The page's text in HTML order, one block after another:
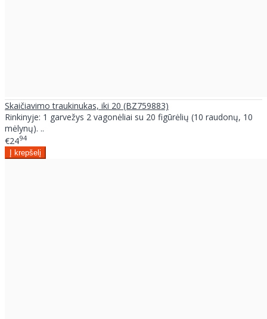
Skaičiavimo traukinukas, iki 20 (BZ759883)
Rinkinyje: 1 garvežys 2 vagonėliai su 20 figūrėlių (10 raudonų, 10
mėlynų). ..
€2494